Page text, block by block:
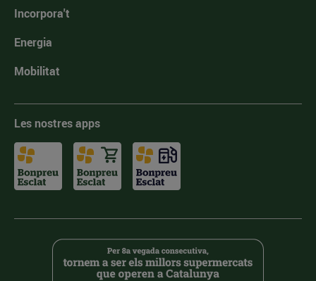
Incorpora't
Energia
Mobilitat
Les nostres apps